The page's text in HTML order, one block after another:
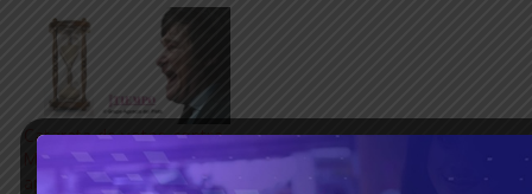
Catarata de votos contra
Milei en Diputados tras
aprobarse la “emergencia